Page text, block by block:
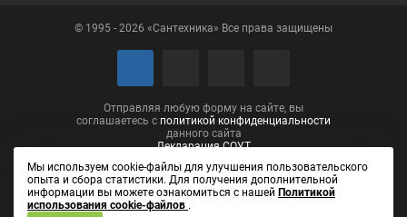
Полотенцедержатели
Сушилки для белья
© 1995 - 2026 «Сантехника» Все права защищены
Отправляя любую форму на сайте, вы
соглашаетесь с политикой конфиденциальности
данного сайта
Декларация СОУТ
Мы используем cookie-файлы для улучшения пользовательского
опыта и сбора статистики. Для получения дополнительной
информации вы можете ознакомиться с нашей Политикой
использования cookie-файлов .